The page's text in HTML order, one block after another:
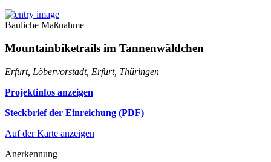
Bauliche Maßnahme
Mountainbiketrails im Tannenwäldchen
Erfurt, Löbervorstadt, Erfurt, Thüringen
Projektinfos anzeigen
Steckbrief der Einreichung (PDF)
Auf der Karte anzeigen
Anerkennung